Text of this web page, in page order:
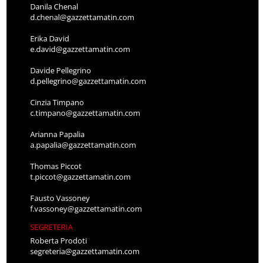
Danila Chenal
d.chenal@gazzettamatin.com
Erika David
e.david@gazzettamatin.com
Davide Pellegrino
d.pellegrino@gazzettamatin.com
Cinzia Timpano
c.timpano@gazzettamatin.com
Arianna Papalia
a.papalia@gazzettamatin.com
Thomas Piccot
t.piccot@gazzettamatin.com
Fausto Vassoney
f.vassoney@gazzettamatin.com
SEGRETERIA
Roberta Prodoti
segreteria@gazzettamatin.com